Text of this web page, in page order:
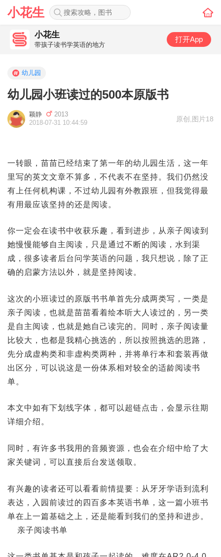
小花生
小花生
带孩子读书学英语的地方
打开App
幼儿园
幼儿园小班读过的500本原版书
颖静
2013
2018-07-31 10:44:59
原创 图片18
一转眼，苗苗已经结束了第一年的幼儿园生活，这一年
里写的英文文章不算多，不代表不在坚持。我们仍然没
有上任何机构课，不过幼儿园有外教跟班，但我觉得最
有用最应该坚持的还是阅读。
你一定会在读书中收获乐趣，看到进步，从亲子阅读到
她慢慢能够自主阅读，只是通过不断的阅读，水到渠
成，很多读者后台问学英语的问题，我只想说，除了正
确的启蒙方法以外，就是坚持阅读。
这次的小班读过的原版书书单首先分成两类写，一类是
亲子阅读，也就是苗苗看着绘本听大人读过的，另一类
是自主阅读，也就是她自己读完的。同时，亲子阅读量
比较大，也都是我精心挑选的，所以按照挑选的思路，
先分成虚构类和非虚构类两种，并将单行本和套装再做
出区分，可以说这是一份体系相对较全的适龄阅读书
单。
本文中如有下划线字体，都可以超链点击，会显示往期
详细介绍。
同时，有许多书我用的音频资源，也会在介绍中给了大
家关键词，可以直接后台发送领取。
有兴趣的读者还可以看看前情提要：从牙牙学语到流利
表达，入园前读过的四百多本英语书单，这一篇小班书
单在上一篇基础之上，还是能看到我们的坚持和进步。
亲子阅读书单